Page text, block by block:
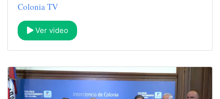
Colonia TV
Ver video